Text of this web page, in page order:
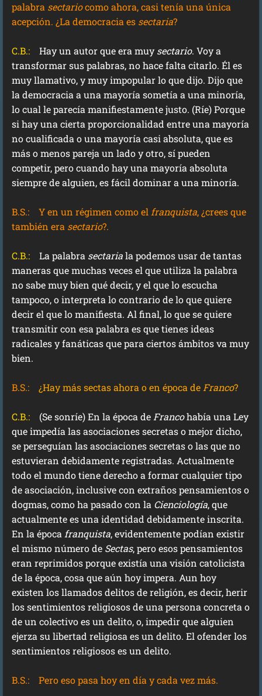
palabra sectariocomo ahora, casi tenía una única
acepción. ¿La democracia es sectaria?
C.B.: Hay un autor que era muy sectario. Voy a
transformar sus palabras, no hace falta citarlo. Él es
muy llamativo, y muy impopular lo que dijo. Dijo que
la democracia a una mayoría sometía a una minoría,
lo cual le parecía manifiestamente justo. (Ríe) Porque
si hay una cierta proporcionalidad entre una mayoría
no cualificada o una mayoría casi absoluta, que es
más o menos pareja un lado y otro, sí pueden
competir, pero cuando hay una mayoría absoluta
siempre de alguien, es fácil dominar a una minoría.
B.S.: Y en un régimen como el franquista, ¿crees que
también era sectario?.
C.B.: La palabra sectariala podemos usar de tantas
maneras que muchas veces el que utiliza la palabra
no sabe muy bien qué decir, y el que lo escucha
tampoco, o interpreta lo contrario de lo que quiere
decir el que lo manifiesta. Al final, lo que se quiere
transmitir con esa palabra es que tienes ideas
radicales y fanáticas que para ciertos ámbitos va muy
bien.
B.S.: ¿Hay más sectas ahora o en época de Franco?
C.B.: (Se sonríe) En la época de Francohabía una Ley
que impedía las asociaciones secretas o mejor dicho,
se perseguían las asociaciones secretas o las que no
estuvieran debidamente registradas. Actualmente
todo el mundo tiene derecho a formar cualquier tipo
de asociación, inclusive con extraños pensamientos o
dogmas, como ha pasado con la Cienciología, que
actualmente es una identidad debidamente inscrita.
En la época franquista, evidentemente podían existir
el mismo número de Sectas, pero esos pensamientos
eran reprimidos porque existía una visión catolicista
de la época, cosa que aún hoy impera. Aun hoy
existen los llamados delitos de religión, es decir, herir
los sentimientos religiosos de una persona concreta o
de un colectivo es un delito, o, impedir que alguien
ejerza su libertad religiosa es un delito. El ofender los
sentimientos religiosos es un delito.
B.S.: Pero eso pasa hoy en día y cada vez más.